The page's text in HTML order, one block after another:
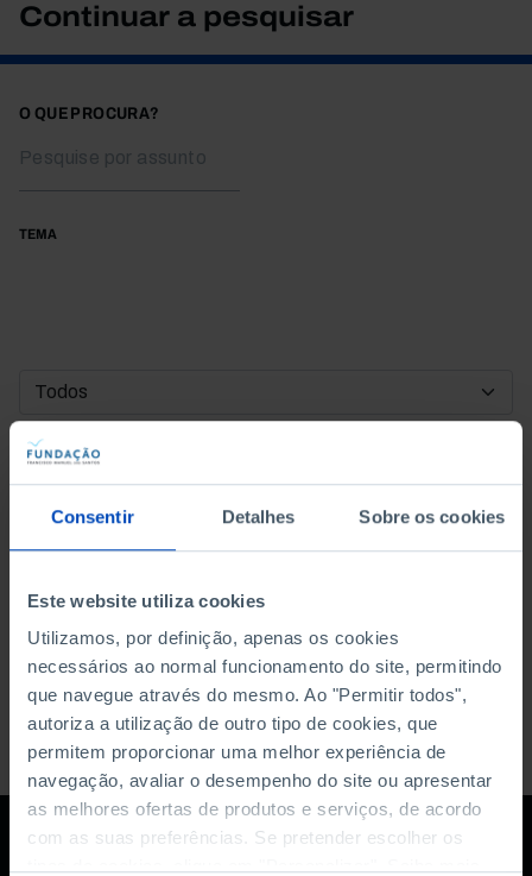
Consentir Detalhes Sobre os cookies
Este website utiliza cookies
Utilizamos, por definição, apenas os cookies
necessários ao normal funcionamento do site, permitindo
que navegue através do mesmo. Ao "Permitir todos",
autoriza a utilização de outro tipo de cookies, que
permitem proporcionar uma melhor experiência de
navegação, avaliar o desempenho do site ou apresentar
as melhores ofertas de produtos e serviços, de acordo
com as suas preferências. Se pretender escolher os
Continuar a pesquisar
O QUE PROCURA?
TEMA
DATA DE INÍCIO
DATA DE FIM